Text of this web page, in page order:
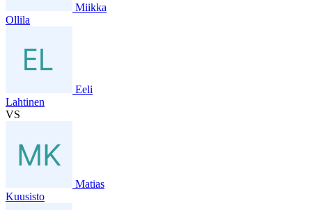
Miikka
Ollila
Eeli
Lahtinen
VS
Matias
Kuusisto